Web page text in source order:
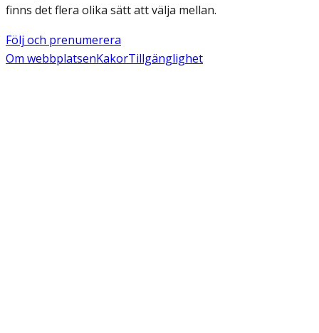
finns det flera olika sätt att välja mellan.
Följ och prenumerera
Om webbplatsenKakorTillgänglighet